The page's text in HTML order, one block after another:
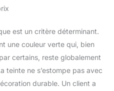
est un critère déterminant.
une couleur verte qui, bien
certains, reste globalement
teinte ne s’estompe pas avec
durable. Un client a